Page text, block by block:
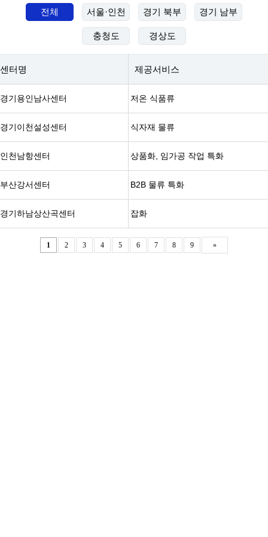
전체 서울·인천 경기 북부 경기 남부
충청도 경상도
센터명 제공서비스
경기용인남사센터 저온 식품류
경기이천설성센터 식자재 물류
인천남항센터 상품화, 임가공 작업 특화
부산강서센터 B2B 물류 특화
경기하남상산곡센터 잡화
1 2 3 4 5 6 7 8 9 »